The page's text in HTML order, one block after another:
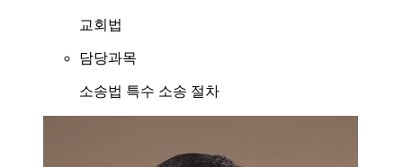
교회법
담당과목
소송법 특수 소송 절차